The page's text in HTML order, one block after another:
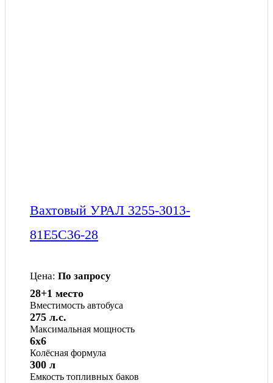
Вахтовый УРАЛ 3255-3013-
81Е5С36-28
Цена: По запросу
Вместимость автобуса
28+1 место
Максимальная мощность
275 л.с.
Колёсная формула
6x6
Емкость топливных баков
300 л